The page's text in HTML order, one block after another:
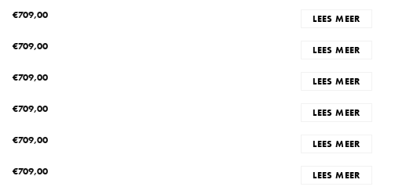
€709,00 LEES MEER
€709,00 LEES MEER
€709,00 LEES MEER
€709,00 LEES MEER
€709,00 LEES MEER
€709,00 LEES MEER